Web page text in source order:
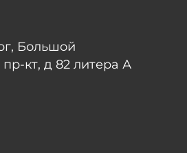
Большой
кт, д 82 литера А